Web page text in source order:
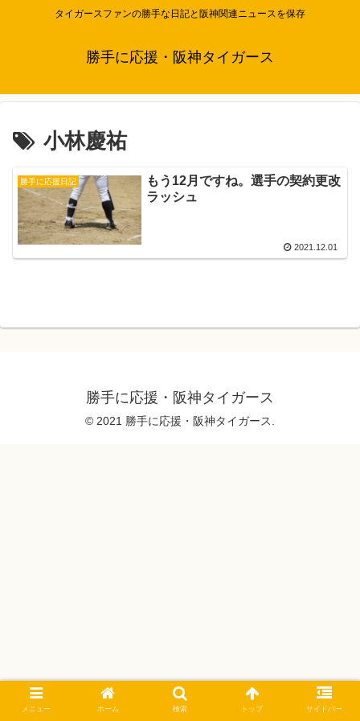
タイガースファンの勝手な日記と阪神関連ニュースを保存
勝手に応援・阪神タイガース
小林慶祐
勝手に応援日記
もう12月ですね。選手の契約更改
ラッシュ
2021.12.01
勝手に応援・阪神タイガース
© 2021 勝手に応援・阪神タイガース.
メニュー ホーム 検索 トップ サイドバー